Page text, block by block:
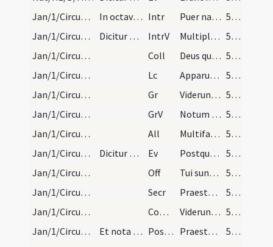
Jan/1/Circumcisio/M2/Mass Propers
In octava nativitatis Domini. Statio ad sanctam M… Intr Puer natus est nobis
51 (15r)
Jan/1/Circumcisio/M2/Mass Propers
Dicitur Gloria in excelsis. IntrV Multiplicabitur eius imperium
51 (15r)
Jan/1/Circumcisio/M2/Mass Propers
Coll Deus qui nobis nati Salvatoris diem
51 (15r)
Jan/1/Circumcisio/M2/Mass Propers
Lc Apparuit gratia Dei Salvatoris nostri
51 (15r)
Jan/1/Circumcisio/M2/Mass Propers
Gr Viderunt omnes fines terrae
51 (15r)
Jan/1/Circumcisio/M2/Mass Propers
GrV Notum fecit Dominus salutare suum
51 (15r)
Jan/1/Circumcisio/M2/Mass Propers
All Multifarie olim Deus
51 (15r)
Jan/1/Circumcisio/M2/Mass Propers
Dicitur Credo. Ev Postquam consummati sunt dies octo
51 (15r)
Jan/1/Circumcisio/M2/Mass Propers
Off Tui sunt caeli
51 (15r)
Jan/1/Circumcisio/M2/Mass Propers
Secr Praesta quaesumus Domine ut per haec munera
51 (15r)
Jan/1/Circumcisio/M2/Mass Propers
Comm Viderunt omnes fines terrae
51 (15r)
Jan/1/Circumcisio/M2/Mass Propers
Et nota quod in octavis sanctorum Stephani Ioanni… Postcomm Praesta quaesumus omnipotens Deus ut quod Salvatoris
51 (15r)